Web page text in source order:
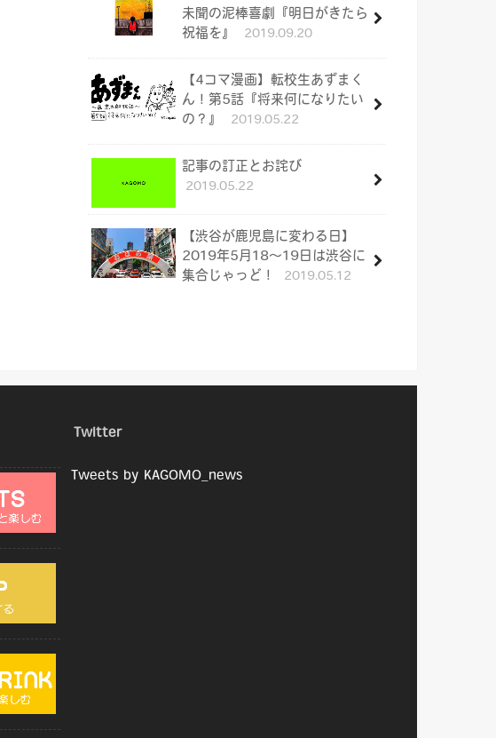
未聞の泥棒喜劇『明日がきたら
祝福を』
2019.09.20
【4コマ漫画】転校生あずまく
ん！第5話『将来何になりたい
の？』
2019.05.22
記事の訂正とお詫び
2019.05.22
【渋谷が鹿児島に変わる日】
2019年5月18〜19日は渋谷に
集合じゃっど！
2019.05.12
Twitter
Tweets by KAGOMO_news